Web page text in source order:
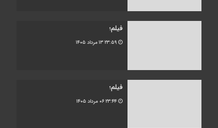
فیلم؛
۱۳ مرداد ۱۴۰۵
فیلم؛
۰۶ مرداد ۱۴۰۵